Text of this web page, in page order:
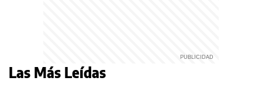
Las Más Leídas